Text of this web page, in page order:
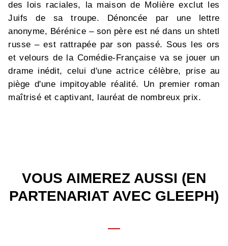
des lois raciales, la maison de Molière exclut les
Juifs de sa troupe. Dénoncée par une lettre
anonyme, Bérénice – son père est né dans un shtetl
russe – est rattrapée par son passé. Sous les ors
et velours de la Comédie-Française va se jouer un
drame inédit, celui d'une actrice célèbre, prise au
piège d'une impitoyable réalité. Un premier roman
maîtrisé et captivant, lauréat de nombreux prix.
VOUS AIMEREZ AUSSI (EN
PARTENARIAT AVEC GLEEPH)